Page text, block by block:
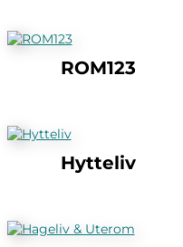
ROM123
Hytteliv